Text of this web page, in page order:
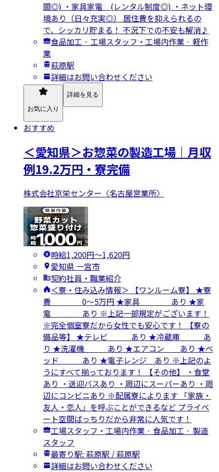
間◎) ・家具家電 (レンタル制度◎) ・ネット環
境あり（日々充実◎） 居住費を抑えられるの
で、シッカリ貯まる！ 不況下での不安も解消♪
食品加工 · 工場スタッフ・工場内作業 · 軽作
業
萩原駅
詳細はお問い合わせください
お気に入り
詳細を見る
おすすめ
＜愛知県＞お惣菜の製造工場｜月収
例19.2万円・寮完備
株式会社京栄センター〈名古屋営業所〉
時給1,200円〜1,620円
愛知県 一宮市
契約社員・職業紹介
＜寮・住み込み情報＞ 【ワンルーム寮】 ★寮
費 0～5万円 ★家具 あり ★家
電 あり ※上記一部規定がございます！
※完全個室寮だから女性でも安心です！ 【寮の
備品等】 ★テレビ あり ★冷蔵庫 あ
り ★洗濯機 あり ★エアコン あり ★ベ
ッド あり ★電子レンジ あり ※上記のよ
うにすべて揃っております！ 【その他】 ・食堂
あり ・送迎バスあり ・周辺にスーパーあり ・周
辺にコンビニあり ※配属寮によります 「家族・
友人・恋人」を呼ぶことができるなど プライベ
ート空間ばっちりだから非常に人気です！
工場スタッフ・工場内作業 · 食品加工 · 製造
スタッフ
最寄り駅: 萩原駅 / 萩原駅
詳細はお問い合わせください